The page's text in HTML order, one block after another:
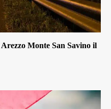
Monte San Savino il